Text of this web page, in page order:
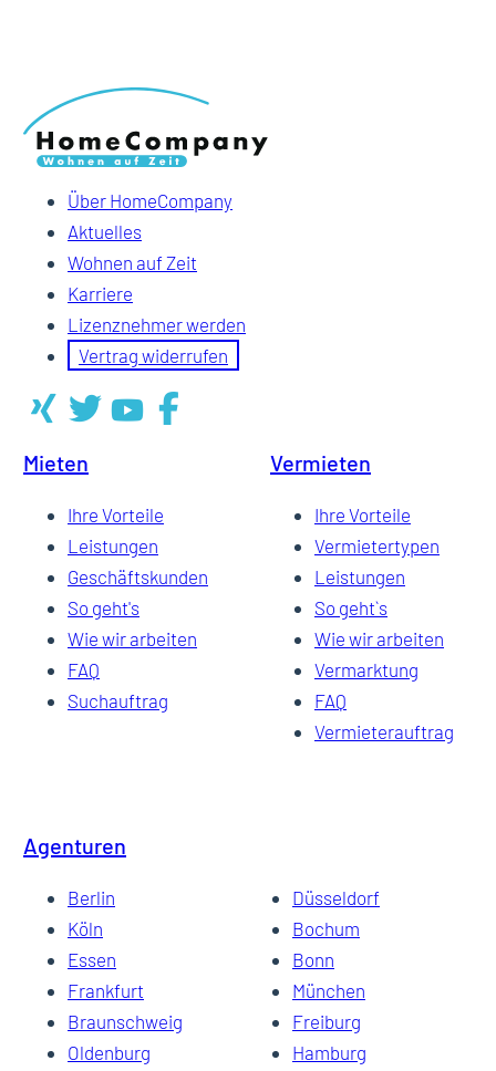
Über HomeCompany
Aktuelles
Wohnen auf Zeit
Karriere
Lizenznehmer werden
Vertrag widerrufen
Mieten
Ihre Vorteile
Leistungen
Geschäftskunden
So geht's
Wie wir arbeiten
FAQ
Suchauftrag
Vermieten
Ihre Vorteile
Vermietertypen
Leistungen
So geht`s
Wie wir arbeiten
Vermarktung
FAQ
Vermieterauftrag
Agenturen
Berlin
Düsseldorf
Köln
Bochum
Essen
Bonn
Frankfurt
München
Braunschweig
Freiburg
Oldenburg
Hamburg